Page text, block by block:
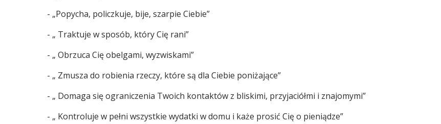
- „Popycha, policzkuje, bije, szarpie Ciebie”
- „ Traktuje w sposób, który Cię rani”
- „ Obrzuca Cię obelgami, wyzwiskami”
- „ Zmusza do robienia rzeczy, które są dla Ciebie poniżające”
- „ Domaga się ograniczenia Twoich kontaktów z bliskimi, przyjaciółmi i znajomymi”
- „ Kontroluje w pełni wszystkie wydatki w domu i każe prosić Cię o pieniądze”